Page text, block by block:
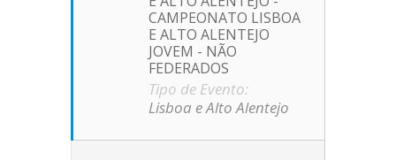
CAMPEONATO LISBOA
E ALTO ALENTEJO
JOVEM - NÃO
FEDERADOS
Tipo de Evento:
Lisboa e Alto Alentejo